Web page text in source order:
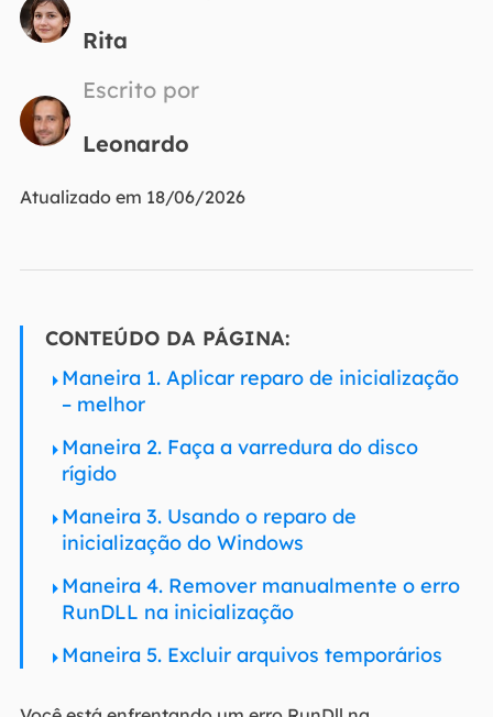
Rita
Escrito por
Leonardo
Atualizado em 18/06/2026
CONTEÚDO DA PÁGINA:
Maneira 1. Aplicar reparo de inicialização
– melhor
Maneira 2. Faça a varredura do disco
rígido
Maneira 3. Usando o reparo de
inicialização do Windows
Maneira 4. Remover manualmente o erro
RunDLL na inicialização
Maneira 5. Excluir arquivos temporários